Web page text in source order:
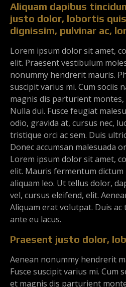
Aliquam dapibus
justo dolor, lobortis
dignissim, pulvinar ac,
Lorem ipsum dolor sit amet,
elit. Praesent vestibulum
nonummy hendrerit mauris.
suscipit varius mi. Cum sociis
magnis dis parturient
Nulla dui. Fusce feugiat
odio, gravida at, cursus nec,
tristique orci ac sem. Duis
Donec accumsan malesuada
Lorem ipsum dolor sit amet,
elit. Mauris fermentum dictum
aliquam leo. Ut tellus dolor,
vel, cursus eleifend, elit.
Aliquam erat volutpat. Duis
ante eu lacus.
Praesent justo dolor,
Aenean nonummy hendrerit
Fusce suscipit varius mi. Cum
et magnis dis parturient